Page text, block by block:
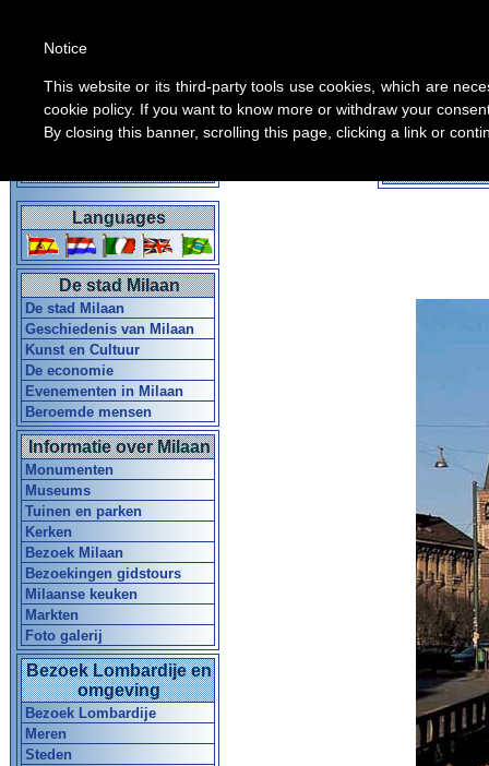
Languages
De stad Milaan
De stad Milaan
Geschiedenis van Milaan
Kunst en Cultuur
De economie
Evenementen in Milaan
Beroemde mensen
Informatie over Milaan
Monumenten
Museums
Tuinen en parken
Kerken
Bezoek Milaan
Bezoekingen gidstours
Milaanse keuken
Markten
Foto galerij
Bezoek Lombardije en
omgeving
Bezoek Lombardije
Meren
Steden
Notice
This website or its third-party tools use cookies, which are
cookie policy. If you want to know more or withdraw your
By closing this banner, scrolling this page, clicking a link or